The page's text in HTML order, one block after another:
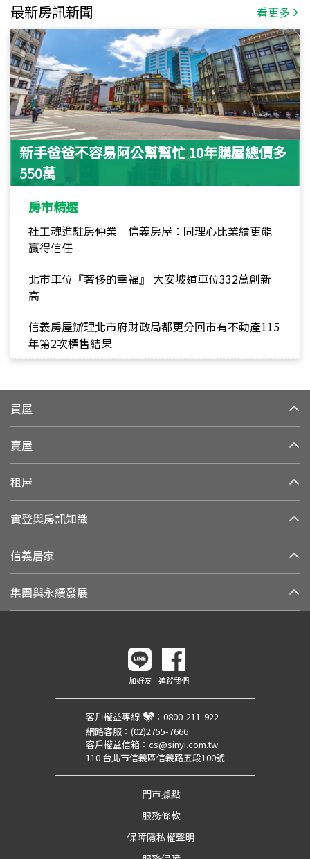
最新房訊新聞 看更多
新手爸爸不容易阿公幫幫忙 10年購屋總價多
550萬
房市精選
社工魂進駐房仲業 信義房屋：同理心比業績更能
贏得信任
北市車位『奢侈的幸福』 大安坡道車位332萬創新
高
信義房屋辦理北市府財政局都更分回市有不動產115
年第2次標售結果
買屋
賣屋
租屋
實登與房訊知識
信義居家
集團與永續發展
加好友 追蹤我們
客戶權益專線 ： 0800-211-922
網路客服： (02)2755-7666
客戶權益信箱： cs@sinyi.com.tw
110 台北市信義區信義路五段100號
門市據點
服務條款
保障隱私權聲明